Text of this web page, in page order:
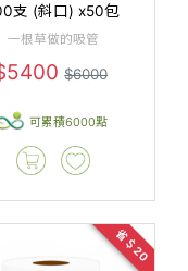
支 (斜口) x50包
一根草做的吸管
$6000
可累積6000點
省＄20